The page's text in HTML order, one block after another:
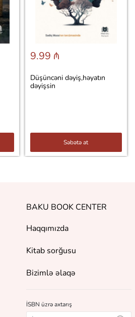
9.99 ₼
Düşüncəni dəyiş,həyatın
dəyişsin
Səbətə at
BAKU BOOK CENTER
Haqqımızda
Kitab sorğusu
Bizimlə əlaqə
İSBN üzrə axtarış